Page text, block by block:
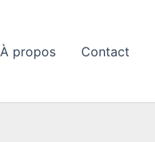
À propos Contact